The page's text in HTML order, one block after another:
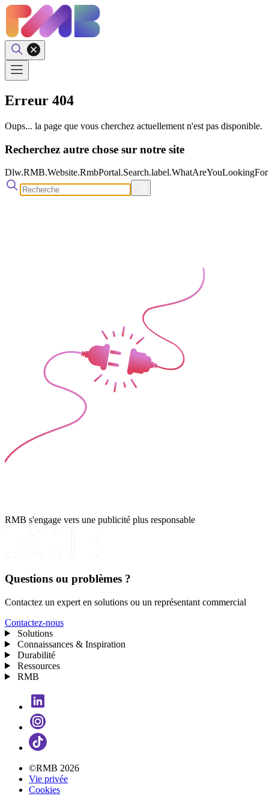
Erreur 404
Oups... la page que vous cherchez actuellement n'est pas disponible.
Recherchez autre chose sur notre site
Dlw.RMB.Website.RmbPortal.Search.label.WhatAreYouLookingFor
RMB s'engage vers une publicité plus responsable
Questions ou problèmes ?
Contactez un expert en solutions ou un représentant commercial
Contactez-nous
Solutions
Connaissances & Inspiration
Durabilité
Ressources
RMB
©RMB 2026
Vie privée
Cookies